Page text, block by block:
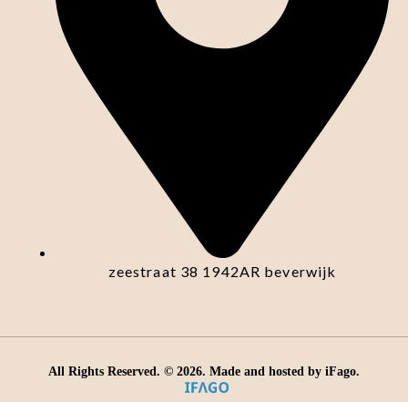
zeestraat 38 1942AR beverwijk
All Rights Reserved. © 2026. Made and hosted by iFago.